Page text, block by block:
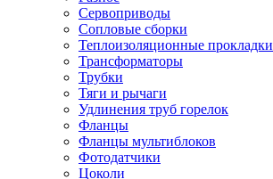
Сервоприводы
Сопловые сборки
Теплоизоляционные прокладки
Трансформаторы
Трубки
Тяги и рычаги
Удлинения труб горелок
Фланцы
Фланцы мультиблоков
Фотодатчики
Цоколи